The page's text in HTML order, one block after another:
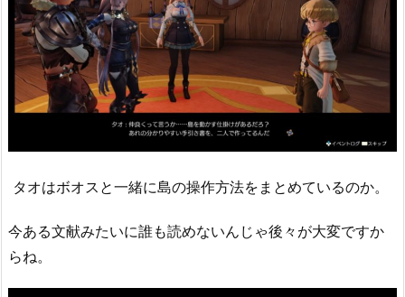
タオはボオスと一緒に島の操作方法をまとめているのか。
今ある文献みたいに誰も読めないんじゃ後々が大変ですか
らね。